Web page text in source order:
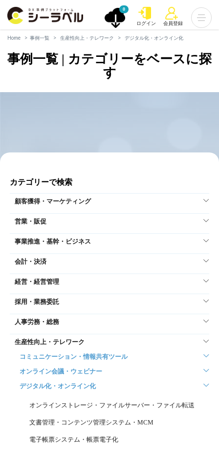
0
ログイン 会員登録
Home 事例一覧 生産性向上・テレワーク デジタル化・オンライン化
事例一覧 | カテゴリーをベースに探
す
カテゴリーで検索
顧客獲得・マーケティング
営業・販促
事業推進・基幹・ビジネス
会計・決済
経営・経営管理
採用・業務委託
人事労務・総務
生産性向上・テレワーク
コミュニケーション・情報共有ツール
オンライン会議・ウェビナー
デジタル化・オンライン化
オンラインストレージ・ファイルサーバー・ファイル転送
文書管理・コンテンツ管理システム・MCM
電子帳票システム・帳票電子化